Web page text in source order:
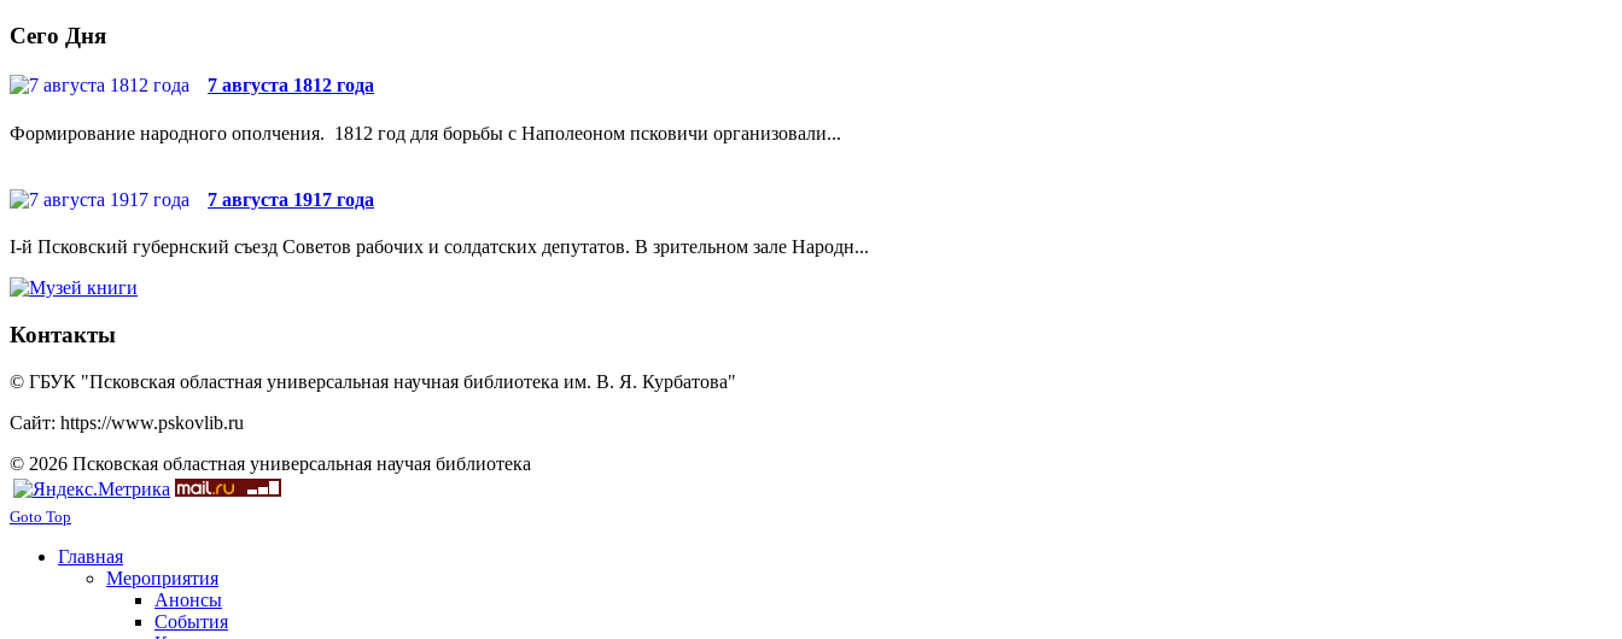
Сего Дня
7 августа 1812 года
Формирование народного ополчения. 1812 год для борьбы с Наполеоном псковичи организовали...
7 августа 1917 года
I-й Псковский губернский съезд Советов рабочих и солдатских депутатов. В зрительном зале Народн...
Контакты
© ГБУК "Псковская областная универсальная научная библиотека им. В. Я. Курбатова"
Сайт: https://www.pskovlib.ru
© 2026 Псковская областная универсальная научая библиотека
Goto Top
Главная
Мероприятия
Анонсы
События